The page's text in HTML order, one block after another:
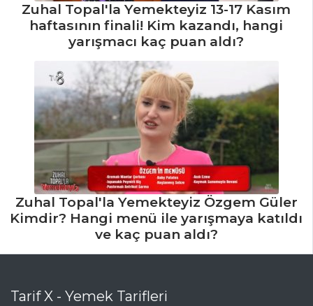
Zuhal Topal'la Yemekteyiz 13-17 Kasım
haftasının finali! Kim kazandı, hangi
yarışmacı kaç puan aldı?
Zuhal Topal'la Yemekteyiz Özgem Güler
Kimdir? Hangi menü ile yarışmaya katıldı
ve kaç puan aldı?
Tarif X - Yemek Tarifleri